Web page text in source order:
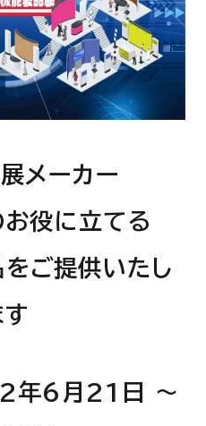
メーカー
役に立てる
ご提供いたし
す
年6月21日 〜